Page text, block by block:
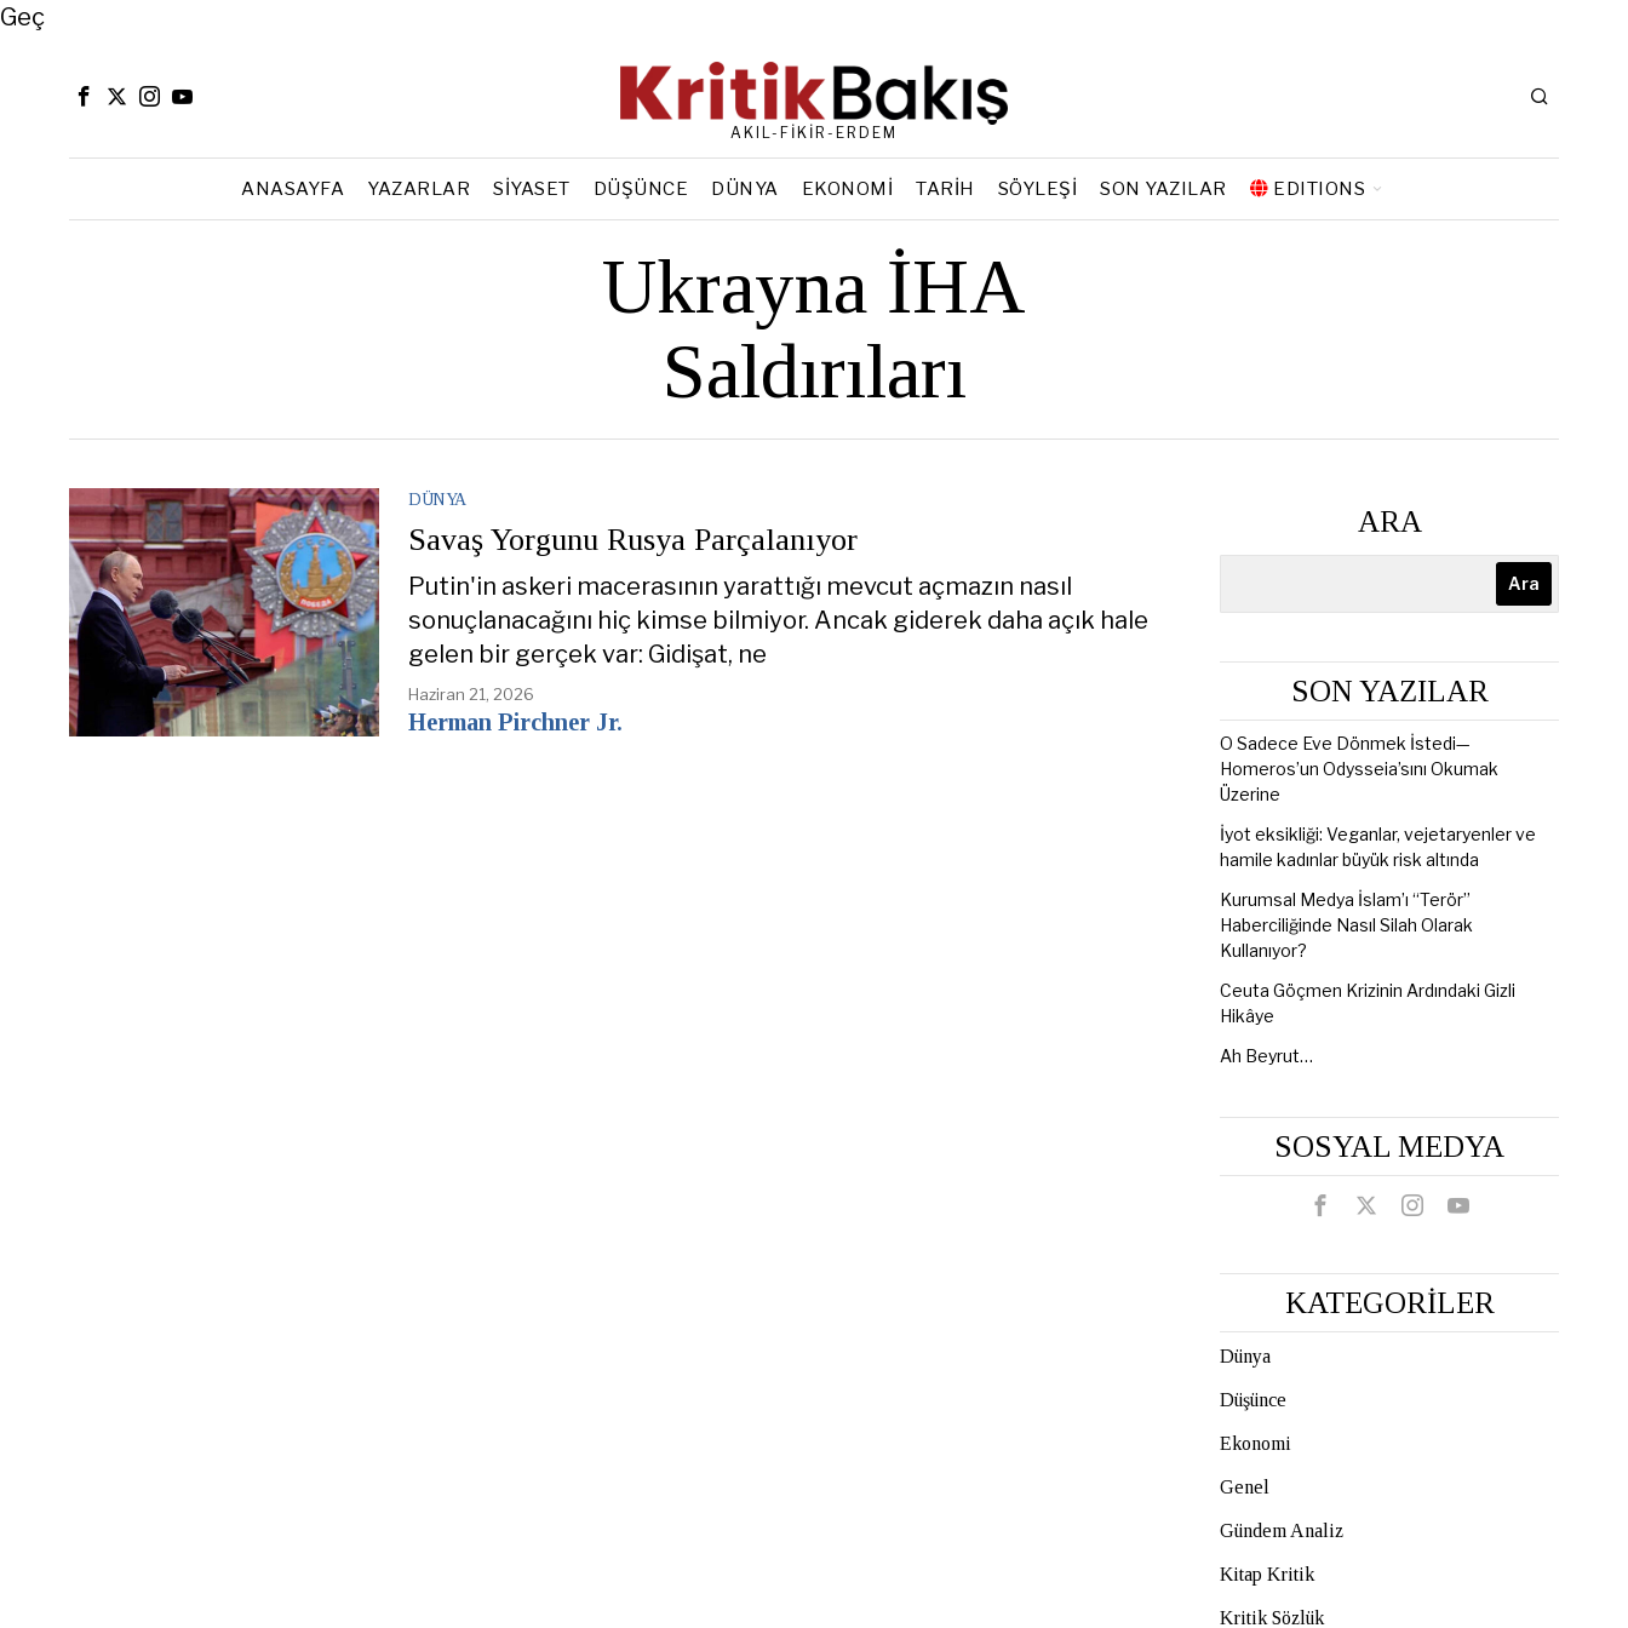
Close
Geç
AKIL-FİKİR-ERDEM
ANASAYFA YAZARLAR SIYASET DÜŞÜNCE DÜNYA EKONOMI TARIH SÖYLEŞI SON YAZILAR EDITIONS
Ukrayna İHA
Saldırıları
DÜNYA
Savaş Yorgunu Rusya Parçalanıyor
Putin'in askeri macerasının yarattığı mevcut açmazın nasıl
sonuçlanacağını hiç kimse bilmiyor. Ancak giderek daha açık hale
gelen bir gerçek var: Gidişat, ne
Haziran 21, 2026
Herman Pirchner Jr.
ARA
Ara
SON YAZILAR
O Sadece Eve Dönmek İstedi—
Homeros’un Odysseia’sını Okumak
Üzerine
İyot eksikliği: Veganlar, vejetaryenler ve
hamile kadınlar büyük risk altında
Kurumsal Medya İslam’ı “Terör”
Haberciliğinde Nasıl Silah Olarak
Kullanıyor?
Ceuta Göçmen Krizinin Ardındaki Gizli
Hikâye
Ah Beyrut…
SOSYAL MEDYA
KATEGORİLER
Dünya
Düşünce
Ekonomi
Genel
Gündem Analiz
Kitap Kritik
Kritik Sözlük